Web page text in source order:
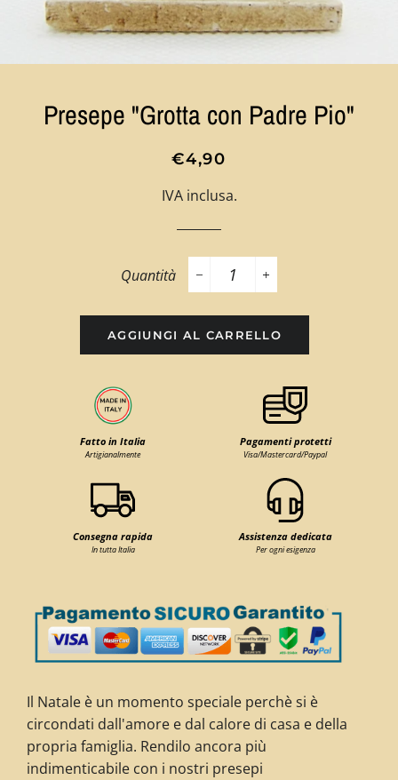
Presepe "Grotta con Padre Pio"
Prezzo
listino
Prezzo
€4,90
IVA inclusa.
Quantità
−
+
AGGIUNGI AL CARRELLO
Fatto in Italia
Artigianalmente
Pagamenti protetti
Visa/Mastercard/Paypal
Consegna rapida
In tutta Italia
Assistenza dedicata
Per ogni esigenza
Il Natale è un momento speciale perchè si è
circondati dall'amore e dal calore di casa e della
propria famiglia. Rendilo ancora più
indimenticabile con i nostri presepi